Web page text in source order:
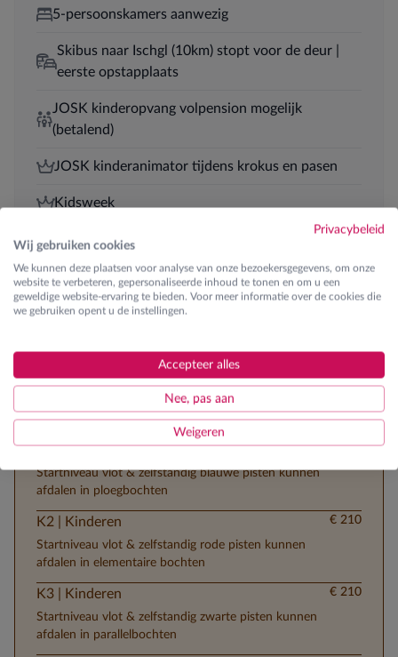
Privacybeleid
Wij gebruiken cookies
We kunnen deze plaatsen voor analyse van onze bezoekersgegevens, om onze
website te verbeteren, gepersonaliseerde inhoud te tonen en om u een
geweldige website-ervaring te bieden. Voor meer informatie over de cookies die
we gebruiken opent u de instellingen.
Accepteer alles
Nee, pas aan
Weigeren
5-persoonskamers aanwezig
Skibus naar Ischgl (10km) stopt voor de deur |
eerste opstapplaats
JOSK kinderopvang volpension mogelijk
(betalend)
JOSK kinderanimator tijdens krokus en pasen
Kidsweek
Halfpension
Skilessen
Eerste maal op de skilatten (beginner)
K1 | Kinderen
Startniveau vlot & zelfstandig blauwe pisten kunnen
afdalen in ploegbochten
€ 210
K2 | Kinderen
Startniveau vlot & zelfstandig rode pisten kunnen
afdalen in elementaire bochten
€ 210
K3 | Kinderen
Startniveau vlot & zelfstandig zwarte pisten kunnen
afdalen in parallelbochten
€ 210